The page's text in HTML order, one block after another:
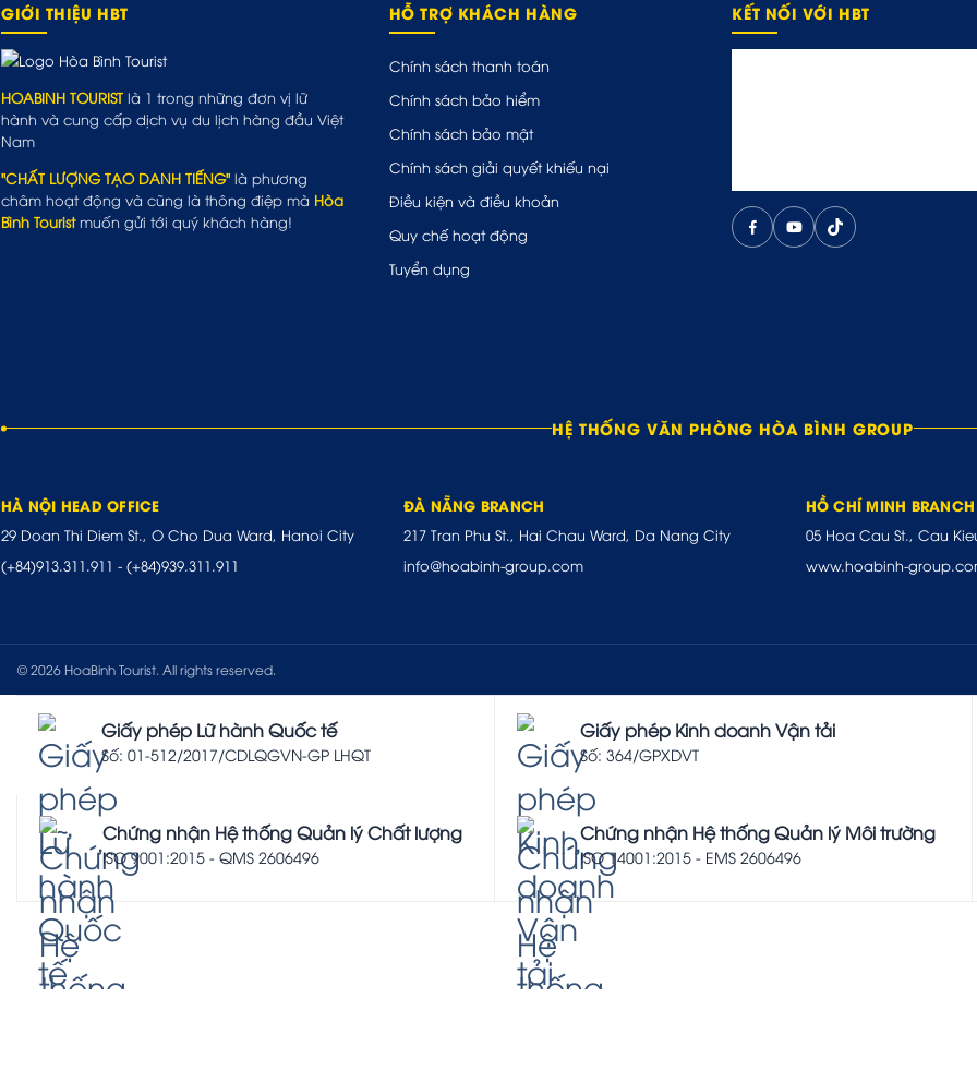
GIỚI THIỆU HBT
HOABINH TOURIST là 1 trong những đơn vị lữ
hành và cung cấp dịch vụ du lịch hàng đầu Việt
Nam
"CHẤT LƯỢNG TẠO DANH TIẾNG" là phương
châm hoạt động và cũng là thông điệp mà Hòa
Bình Touristmuốn gửi tới quý khách hàng!
HỖ TRỢ KHÁCH HÀNG
Chính sách thanh toán
Chính sách bảo hiểm
Chính sách bảo mật
Chính sách giải quyết khiếu nại
Điều kiện và điều khoản
Quy chế hoạt động
Tuyển dụng
KẾT NỐI VỚI HBT
HỆ THỐNG VĂN PHÒNG HÒA BÌNH GROUP
HÀ NỘI HEAD OFFICE
29 Doan Thi Diem St., O Cho Dua Ward, Hanoi City
(+84)913.311.911 - (+84)939.311.911
ĐÀ NẴNG BRANCH
217 Tran Phu St., Hai Chau Ward, Da Nang City
info@hoabinh-group.com
HỒ CHÍ MINH BRANCH
05 Hoa Cau St., Cau
www.hoabinh-
© 2026 HoaBinh Tourist. All rights reserved.
Giấy phép Lữ hành Quốc tế
Số: 01-512/2017/CDLQGVN-GP LHQT
Giấy phép Kinh doanh Vận tải
Số: 364/GPXDVT
Chứng nhận Hệ thống Quản lý Chất lượng
ISO 9001:2015 - QMS 2606496
Chứng nhận Hệ thống Quản lý Môi trường
ISO 14001:2015 - EMS 2606496